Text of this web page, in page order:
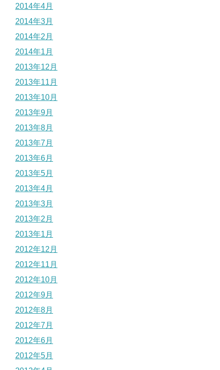
2014年4月
2014年3月
2014年2月
2014年1月
2013年12月
2013年11月
2013年10月
2013年9月
2013年8月
2013年7月
2013年6月
2013年5月
2013年4月
2013年3月
2013年2月
2013年1月
2012年12月
2012年11月
2012年10月
2012年9月
2012年8月
2012年7月
2012年6月
2012年5月